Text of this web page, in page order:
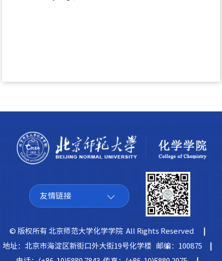
友情链接
© 版权所有 北京师范大学化学学院 All Rights Reserved
地址：北京市海淀区新街口外大街19号化学楼 邮编：100875